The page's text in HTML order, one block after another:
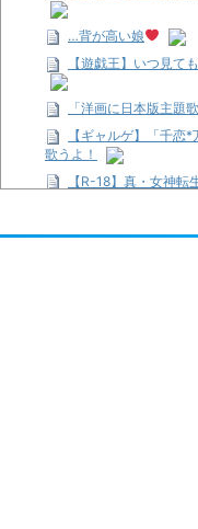
…背が高い娘
【遊戯王】いつ見て
「洋画に日本版主題
【ギャルゲ】「千恋
歌うよ！
【R-18】真・女神
【画像】この女優さ